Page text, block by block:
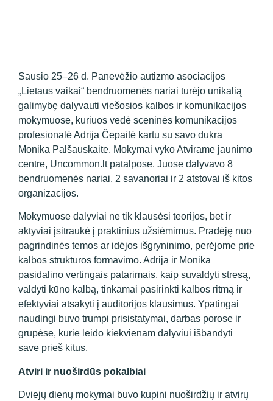
Sausio 25–26 d. Panevėžio autizmo asociacijos
„Lietaus vaikai“ bendruomenės nariai turėjo unikalią
galimybę dalyvauti viešosios kalbos ir komunikacijos
mokymuose, kuriuos vedė sceninės komunikacijos
profesionalė Adrija Čepaitė kartu su savo dukra
Monika Palšauskaite. Mokymai vyko Atvirame jaunimo
centre, Uncommon.lt patalpose. Juose dalyvavo 8
bendruomenės nariai, 2 savanoriai ir 2 atstovai iš kitos
organizacijos.
Mokymuose dalyviai ne tik klausėsi teorijos, bet ir
aktyviai įsitraukė į praktinius užsiėmimus. Pradėję nuo
pagrindinės temos ar idėjos išgryninimo, perėjome prie
kalbos struktūros formavimo. Adrija ir Monika
pasidalino vertingais patarimais, kaip suvaldyti stresą,
valdyti kūno kalbą, tinkamai pasirinkti kalbos ritmą ir
efektyviai atsakyti į auditorijos klausimus. Ypatingai
naudingi buvo trumpi prisistatymai, darbas porose ir
grupėse, kurie leido kiekvienam dalyviui išbandyti
save prieš kitus.
Atviri ir nuoširdūs pokalbiai
Dviejų dienų mokymai buvo kupini nuoširdžių ir atvirų